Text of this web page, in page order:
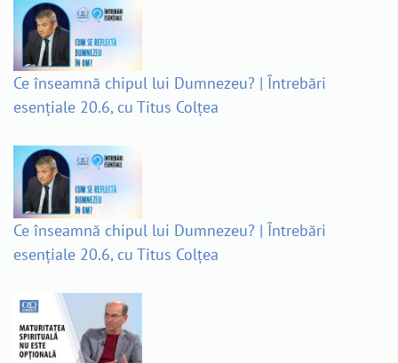
Ce înseamnă chipul lui Dumnezeu? | Întrebări
esențiale 20.6, cu Titus Colțea
Ce înseamnă chipul lui Dumnezeu? | Întrebări
esențiale 20.6, cu Titus Colțea